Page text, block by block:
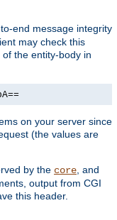
end message integrity
may check this
the entity-body in
on your server since
(the values are
by the core , and
output from CGI
this header.